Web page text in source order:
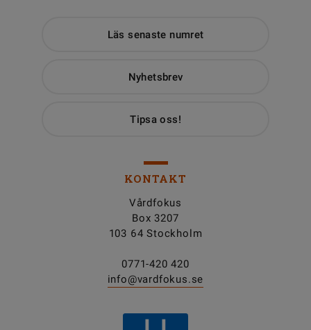
Läs senaste numret
Nyhetsbrev
Tipsa oss!
KONTAKT
Vårdfokus
Box 3207
103 64 Stockholm
0771-420 420
info@vardfokus.se